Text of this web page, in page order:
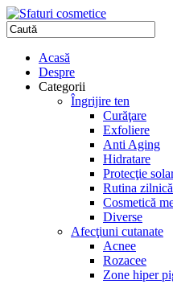
Acasă
Despre
Categorii
Îngrijire ten
Curăţare
Exfoliere
Anti Aging
Hidratare
Protecţie
Rutina zilnică
Cosmetică
Diverse
Afecţiuni cutanate
Acnee
Rozacee
Zone hiper